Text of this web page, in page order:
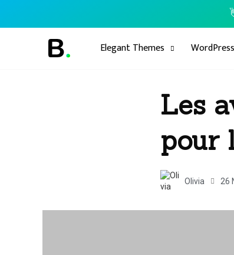
Elegant Themes WordPress
Les
pour
Olivia 26